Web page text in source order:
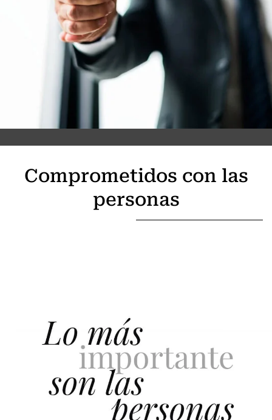
Comprometidos con las
personas